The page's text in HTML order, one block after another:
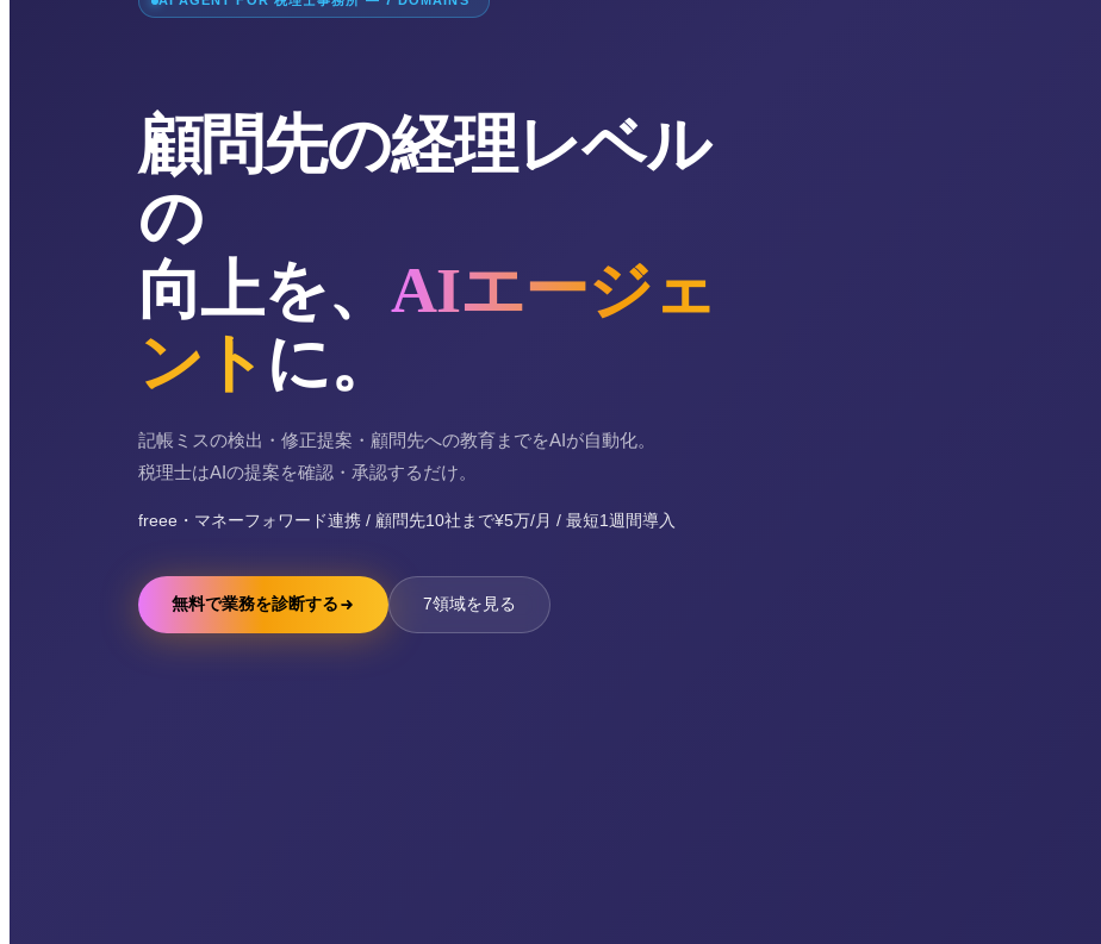
顧問先の経理レベル
の
向上を、AIエージェ
ント に。
記帳ミスの検出・修正提案・顧問先への教育までをAIが自動化。
税理士はAIの提案を確認・承認するだけ。
freee・マネーフォワード連携 / 顧問先10社まで¥5万/月 / 最短1週間導入
無料で業務を診断する 7領域を見る